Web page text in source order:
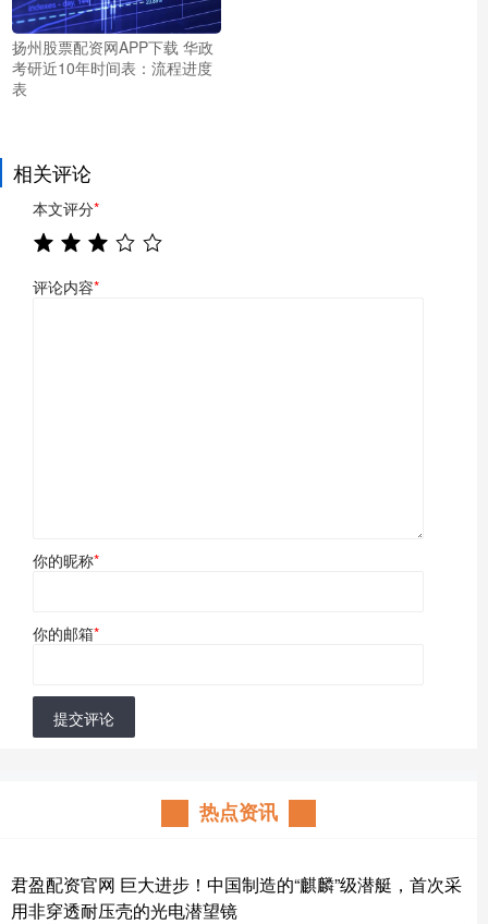
扬州股票配资网APP下载 华政
考研近10年时间表：流程进度
表
相关评论
本文评分*
评论内容*
你的昵称*
你的邮箱*
提交评论
热点资讯
君盈配资官网 巨大进步！中国制造的“麒麟”级潜艇，首次采
用非穿透耐压壳的光电潜望镜